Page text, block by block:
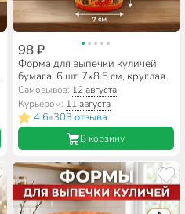
98 ₽
Форма для выпечки куличей
бумага, 6 шт, 7х8.5 см, круглая,
пасхальные, в ассортименте,
Мультидом, Орнамент, МТ8-
139
Самовывоз: 12 августа
Курьером: 11 августа
4.6•303 отзыва
В корзину